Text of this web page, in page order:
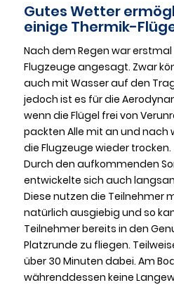
Gutes Wetter
einige Thermik-
Nach dem Regen war
Flugzeuge angesagt. Zwar
auch mit Wasser auf den
jedoch ist es für die
wenn die Flügel frei von
packten Alle mit an und nach
die Flugzeuge wieder trocken.
Durch den aufkommenden
entwickelte sich auch
Diese nutzen die Teilnehmer
natürlich ausgiebig und so
Teilnehmer bereits in den
Platzrunde zu fliegen.
über 30 Minuten dabei. Am
währenddessen keine